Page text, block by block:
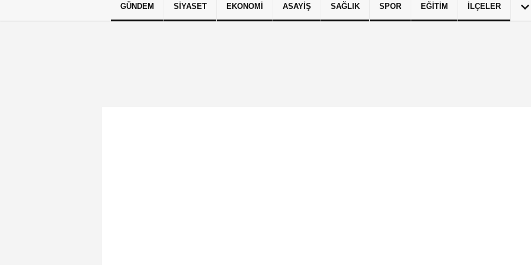
Künye İletişim Çerez Politikası Gizlilik İlkeleri
GÜNDEM SIYASET EKONOMI ASAYIŞ SAĞLIK SPOR EĞITIM İLÇELER